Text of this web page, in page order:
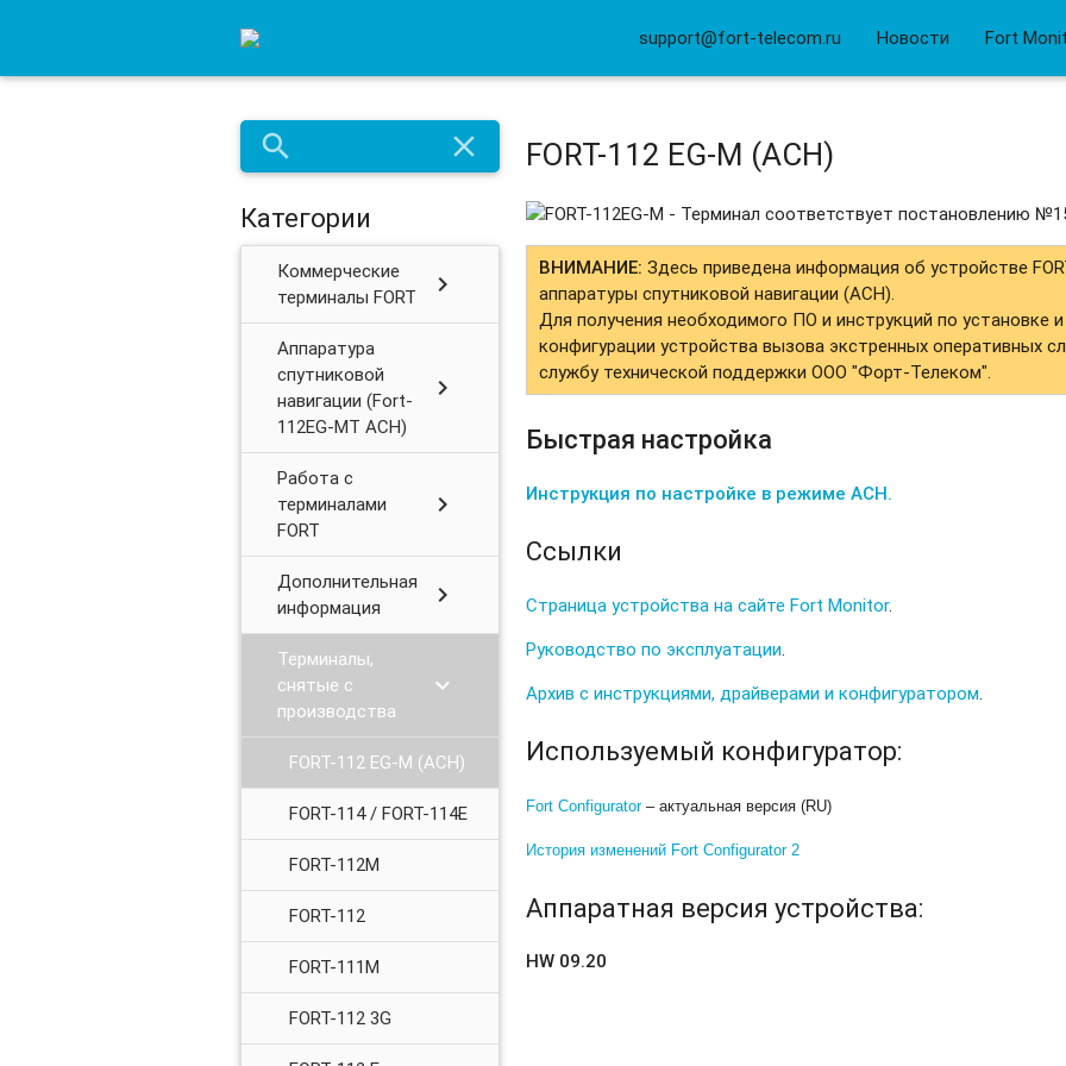
support@fort-telecom.ru Новости Fort
search close
Категории
Коммерческие
терминалы FORT
chevron_right
Аппаратура
спутниковой
навигации (Fort-
112EG-MT АСН)
chevron_right
Работа с
терминалами
FORT
chevron_right
Дополнительная
информация
chevron_right
Терминалы,
снятые с
производства
chevron_right
FORT-112 EG-M (АСН)
FORT-114 / FORT-114E
FORT-112M
FORT-112
FORT-111M
FORT-112 3G
FORT-112 EG-M (АСН)
ВНИМАНИЕ: Здесь приведена информация об устройстве
аппаратуры спутниковой навигации (АСН).
Для получения необходимого ПО и инструкций по установке и
конфигурации устройства вызова экстренных оперативных
службу технической поддержки ООО "Форт-Телеком".
Быстрая настройка
Инструкция по настройке в режиме АСН.
Ссылки
Страница устройства на сайте Fort Monitor.
Руководство по эксплуатации
Архив с инструкциями, драйверами и конфигуратором
Используемый конфигуратор:
Fort Configurator – актуальная версия (RU)
История изменений Fort Configurator 2
Аппаратная версия устройства:
HW 09.20